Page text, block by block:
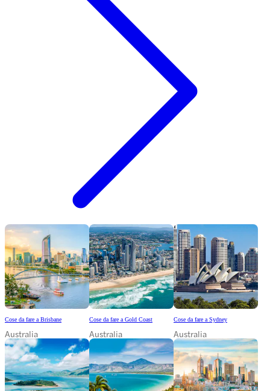
Cose da fare a Brisbane
Australia
Cose da fare a Gold Coast
Australia
Cose da fare a Sydney
Australia